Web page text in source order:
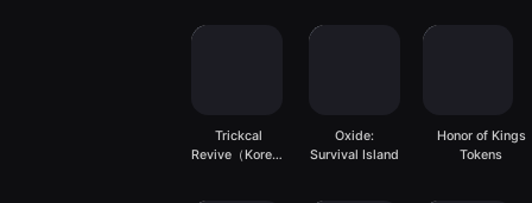
Trickcal
Revive（Korean
Oxide:
Survival Island
Honor of Kings
Tokens